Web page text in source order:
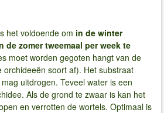
het voldoende om in de winter
de zomer tweemaal per week te
moet worden gegoten hangt van de
soort af). Het substraat
uitdrogen. Teveel water is een
Als de grond te zwaar is kan het
en verrotten de wortels. Optimaal is